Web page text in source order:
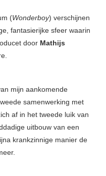
(Wonderboy) verschijnen
fantasierijke sfeer waarin
door Mathijs
mijn aankomende
samenwerking met
af in het tweede luik van
uitbouw van een
krankzinnige manier de